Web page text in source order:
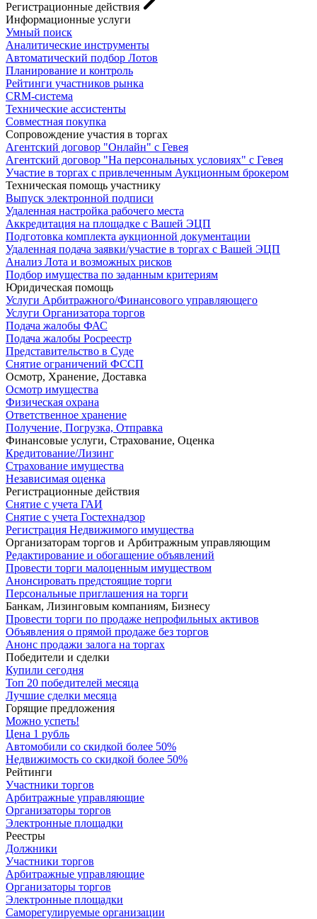
Регистрационные действия
Информационные услуги
Умный поиск
Аналитические инструменты
Автоматический подбор Лотов
Планирование и контроль
Рейтинги участников рынка
CRM-система
Технические ассистенты
Совместная покупка
Сопровождение участия в торгах
Агентский договор "Онлайн" с Гевея
Агентский договор "На персональных условиях" с Гевея
Участие в торгах с привлеченным Аукционным брокером
Техническая помощь участнику
Выпуск электронной подписи
Удаленная настройка рабочего места
Аккредитация на площадке с Вашей ЭЦП
Подготовка комплекта аукционной документации
Удаленная подача заявки/участие в торгах с Вашей ЭЦП
Анализ Лота и возможных рисков
Подбор имущества по заданным критериям
Юридическая помощь
Услуги Арбитражного/Финансового управляющего
Услуги Организатора торгов
Подача жалобы ФАС
Подача жалобы Росреестр
Представительство в Суде
Снятие ограничений ФССП
Осмотр, Хранение, Доставка
Осмотр имущества
Физическая охрана
Ответственное хранение
Получение, Погрузка, Отправка
Финансовые услуги, Страхование, Оценка
Кредитование/Лизинг
Страхование имущества
Независимая оценка
Регистрационные действия
Снятие с учета ГАИ
Снятие с учета Гостехнадзор
Регистрация Недвижимого имущества
Организаторам торгов и Арбитражным управляющим
Редактирование и обогащение объявлений
Провести торги малоценным имуществом
Анонсировать предстоящие торги
Персональные приглашения на торги
Банкам, Лизинговым компаниям, Бизнесу
Провести торги по продаже непрофильных активов
Объявления о прямой продаже без торгов
Анонс продажи залога на торгах
Победители и сделки
Купили сегодня
Топ 20 победителей месяца
Лучшие сделки месяца
Горящие предложения
Можно успеть!
Цена 1 рубль
Автомобили со скидкой более 50%
Недвижимость со скидкой более 50%
Рейтинги
Участники торгов
Арбитражные управляющие
Организаторы торгов
Электронные площадки
Реестры
Должники
Участники торгов
Арбитражные управляющие
Организаторы торгов
Электронные площадки
Саморегулируемые организации